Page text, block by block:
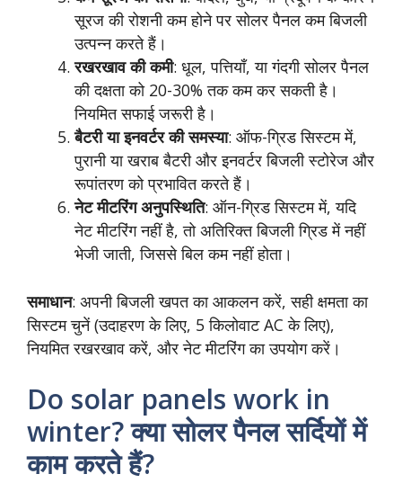
सूरज की रोशनी कम होने पर सोलर पैनल कम बिजली
उत्पन्न करते हैं।
रखरखाव की कमी: धूल, पत्तियाँ, या गंदगी सोलर पैनल
की दक्षता को 20-30% तक कम कर सकती है।
नियमित सफाई जरूरी है।
बैटरी या इनवर्टर की समस्या: ऑफ-ग्रिड सिस्टम में,
पुरानी या खराब बैटरी और इनवर्टर बिजली स्टोरेज और
रूपांतरण को प्रभावित करते हैं।
नेट मीटरिंग अनुपस्थिति: ऑन-ग्रिड सिस्टम में, यदि
नेट मीटरिंग नहीं है, तो अतिरिक्त बिजली ग्रिड में नहीं
भेजी जाती, जिससे बिल कम नहीं होता।
समाधान: अपनी बिजली खपत का आकलन करें, सही क्षमता का
सिस्टम चुनें (उदाहरण के लिए, 5 किलोवाट AC के लिए),
नियमित रखरखाव करें, और नेट मीटरिंग का उपयोग करें।
Do solar panels work in
winter? क्या सोलर पैनल सर्दियों में
काम करते हैं?